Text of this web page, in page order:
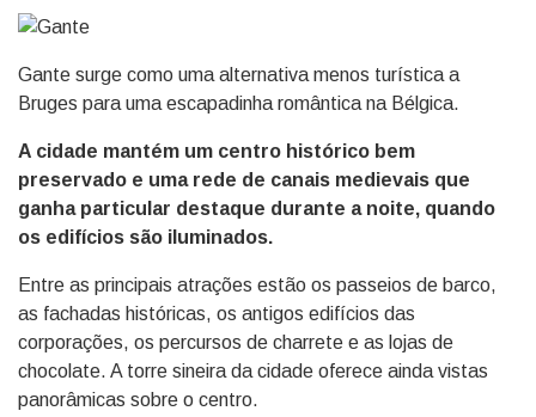
Gante surge como uma alternativa menos turística a
Bruges para uma escapadinha romântica na Bélgica.
A cidade mantém um centro histórico bem
preservado e uma rede de canais medievais que
ganha particular destaque durante a noite, quando
os edifícios são iluminados.
Entre as principais atrações estão os passeios de barco,
as fachadas históricas, os antigos edifícios das
corporações, os percursos de charrete e as lojas de
chocolate. A torre sineira da cidade oferece ainda vistas
panorâmicas sobre o centro.